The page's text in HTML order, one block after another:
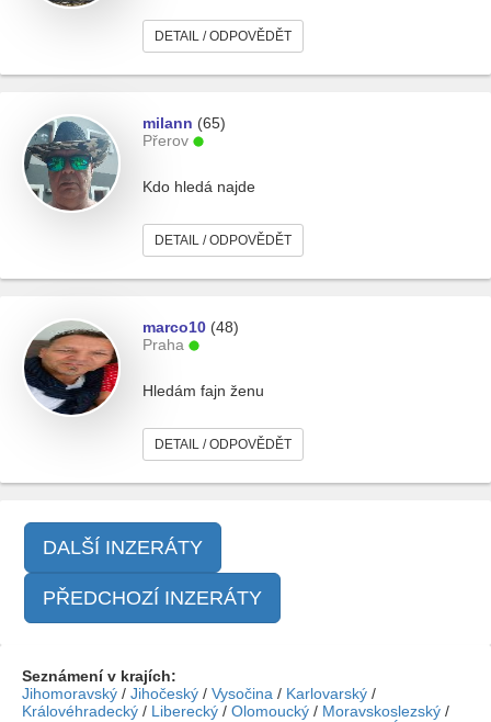
DETAIL / ODPOVĚDĚT
milann (65)
Přerov
Kdo hledá najde
DETAIL / ODPOVĚDĚT
marco10 (48)
Praha
Hledám fajn ženu
DETAIL / ODPOVĚDĚT
DALŠÍ INZERÁTY
PŘEDCHOZÍ INZERÁTY
Seznámení v krajích:
Jihomoravský / Jihočeský / Vysočina / Karlovarský /
Královéhradecký / Liberecký / Olomoucký / Moravskoslezský /